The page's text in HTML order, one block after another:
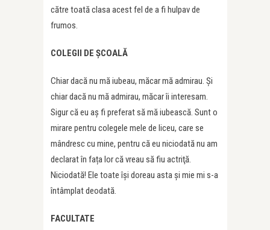
către toată clasa acest fel de a fi hulpav de
frumos.
COLEGII DE ŞCOALĂ
Chiar dacă nu mă iubeau, măcar mă admirau. Şi
chiar dacă nu mă admirau, măcar îi interesam.
Sigur că eu aş fi preferat să mă iubească. Sunt o
mirare pentru colegele mele de liceu, care se
mândresc cu mine, pentru că eu niciodată nu am
declarat în fața lor că vreau să fiu actriţă.
Niciodată! Ele toate îşi doreau asta și mie mi s-a
întâmplat deodată.
FACULTATE